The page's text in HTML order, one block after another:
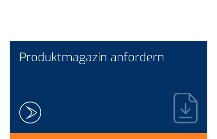
Produktmagazin anfordern